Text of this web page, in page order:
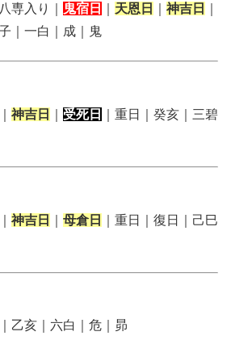
八専入り｜ 鬼宿日 天恩日 神吉日
子｜一白｜成｜鬼
神吉日 受死日
｜重日｜癸亥｜三碧
神吉日 母倉日
｜重日｜復日｜己巳
｜乙亥｜六白｜危｜昴